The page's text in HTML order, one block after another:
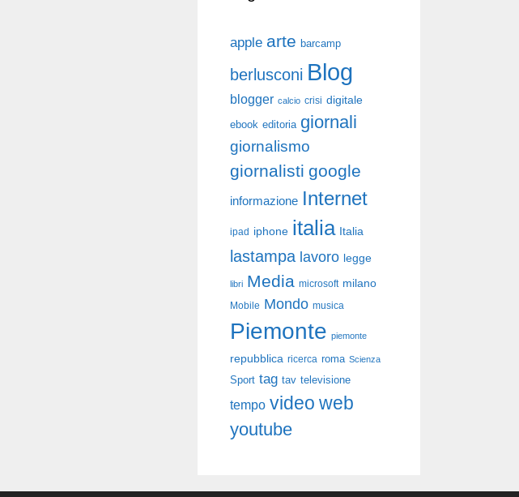
apple arte barcamp
berlusconi Blog
blogger calcio crisi digitale
ebook editoria giornali
giornalismo
giornalisti google
informazione Internet
ipad iphone italia Italia
lastampa lavoro legge
libri Media microsoft milano
Mobile Mondo musica
Piemonte piemonte
repubblica ricerca roma Scienza
Sport tag tav televisione
tempo video web
youtube